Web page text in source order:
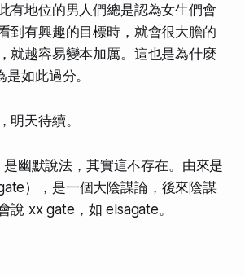
有地位的男人們總是認為女生們會
到有興趣的目標時，就會很大膽的
就越容易變本加厲。這也是為什麼
如此過分。
明天待續。
是幽默說法，其實這不存在。由來是
），是一個大陰謀論，後來陰謀
說 xx gate，如 elsagate。